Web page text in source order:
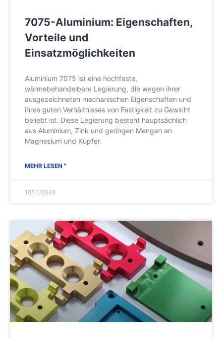
7075-Aluminium: Eigenschaften,
Vorteile und
Einsatzmöglichkeiten
Aluminium 7075 ist eine hochfeste,
wärmebehandelbare Legierung, die wegen ihrer
ausgezeichneten mechanischen Eigenschaften und
ihres guten Verhältnisses von Festigkeit zu Gewicht
beliebt ist. Diese Legierung besteht hauptsächlich
aus Aluminium, Zink und geringen Mengen an
Magnesium und Kupfer.
MEHR LESEN "
18/11/2024